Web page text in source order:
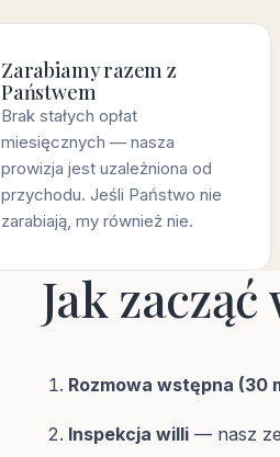
Zarabiamy razem z
Państwem
Brak stałych opłat
miesięcznych — nasza
prowizja jest uzależniona od
przychodu. Jeśli Państwo nie
zarabiają, my również nie.
Jak zacząć
Rozmowa wstępna (30
Inspekcja willi — nasz